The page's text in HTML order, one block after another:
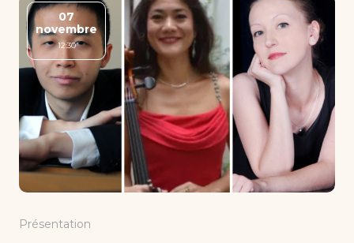
Candidater
07
novembre
12:30
Présentation